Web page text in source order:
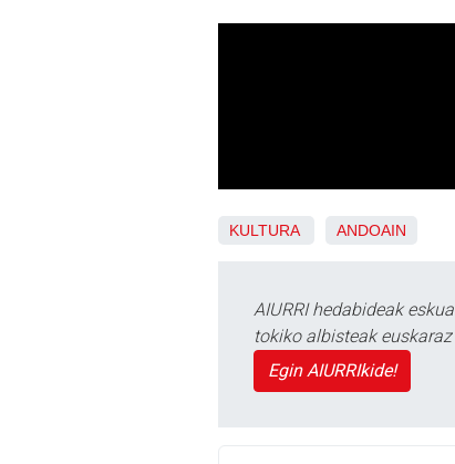
KULTURA ANDOAIN
AIURRI hedabideak
tokiko albisteak
Egin AIURRIkide!